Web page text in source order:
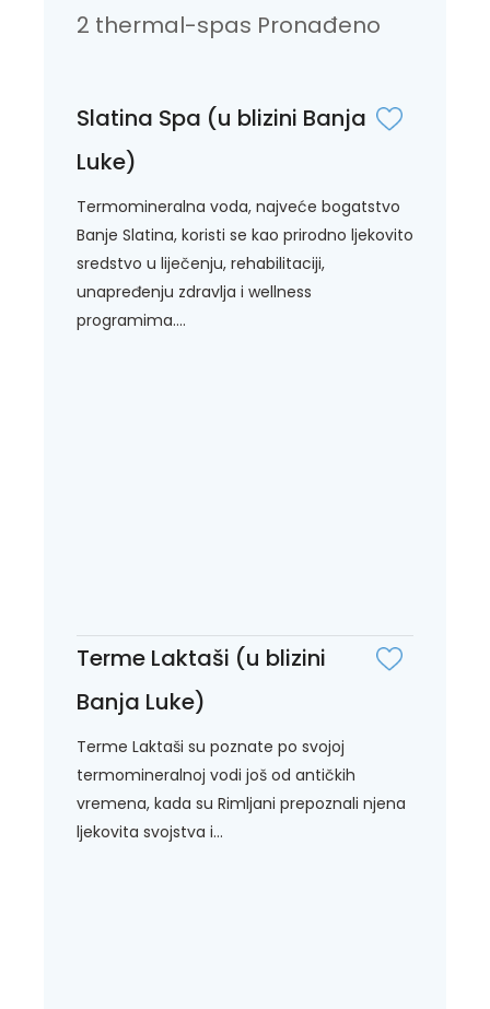
2 thermal-spas Pronađeno
Slatina Spa (u blizini Banja
Luke)
Termomineralna voda, najveće bogatstvo
Banje Slatina, koristi se kao prirodno ljekovito
sredstvo u liječenju, rehabilitaciji,
unapređenju zdravlja i wellness
programima....
Terme Laktaši (u blizini
Banja Luke)
Terme Laktaši su poznate po svojoj
termomineralnoj vodi još od antičkih
vremena, kada su Rimljani prepoznali njena
ljekovita svojstva i...